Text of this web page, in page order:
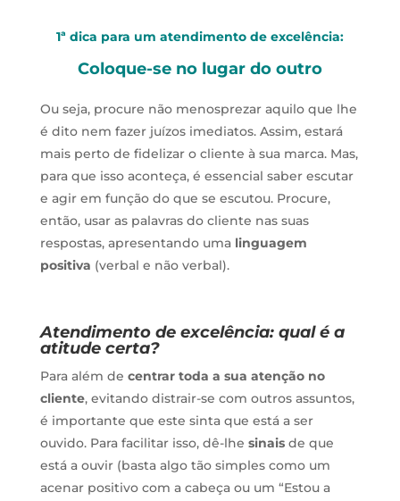
1ª dica para um atendimento de excelência:
Coloque-se no lugar do outro
Ou seja, procure não menosprezar aquilo que lhe
é dito nem fazer juízos imediatos. Assim, estará
mais perto de fidelizar o cliente à sua marca. Mas,
para que isso aconteça, é essencial saber escutar
e agir em função do que se escutou. Procure,
então, usar as palavras do cliente nas suas
respostas, apresentando uma linguagem
positiva (verbal e não verbal).
Atendimento de excelência: qual é a
atitude certa?
Para além de centrar toda a sua atenção no
cliente, evitando distrair-se com outros assuntos,
é importante que este sinta que está a ser
ouvido. Para facilitar isso, dê-lhe sinaisde que
está a ouvir (basta algo tão simples como um
acenar positivo com a cabeça ou um “Estou a